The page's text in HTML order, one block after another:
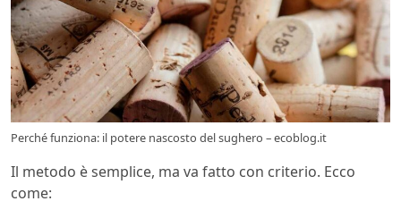
Perché funziona: il potere nascosto del sughero – ecoblog.it
Il metodo è semplice, ma va fatto con criterio. Ecco
come: